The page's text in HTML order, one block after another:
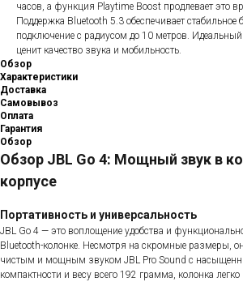
часов, а функция Playtime Boost продлевает это
Поддержка Bluetooth 5.3 обеспечивает стабильное
подключение с радиусом до 10 метров. Идеальный
ценит качество звука и мобильность.
Обзор
Характеристики
Доставка
Самовывоз
Оплата
Гарантия
Обзор
Обзор JBL Go 4: Мощный звук в
корпусе
Портативность и универсальность
JBL Go 4 — это воплощение удобства и
Bluetooth-колонке. Несмотря на скромные размеры,
чистым и мощным звуком JBL Pro Sound с
компактности и весу всего 192 грамма, колонка